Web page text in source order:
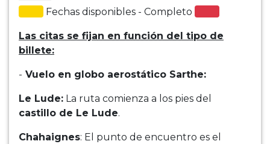
Fechas disponibles - Completo
Las citas se fijan en función del tipo de
billete:
- Vuelo en globo aerostático Sarthe:
Le Lude: La ruta comienza a los pies del
castillo de Le Lude.
Chahaignes: El punto de encuentro es el